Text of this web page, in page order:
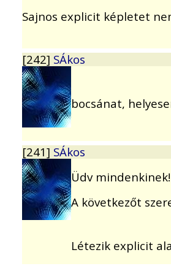
Sajnos explicit képletet
[242] SÁkos
bocsánat,
[241] SÁkos
Üdv mindenkinek!
A következőt
Létezik explicit